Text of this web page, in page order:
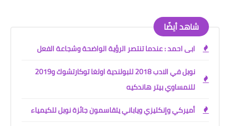
شاهد أيضًا
ابى احمد : عندما تنتصر الرؤية الواضحة وشجاعة الفعل
نوبل في الادب 2018 للبولندية اولغا توكارتشوك و2019
للنمساوي بيتر هاندكيه
أميركي وإنكليزي وياباني يتقاسمون جائزة نوبل للكيمياء